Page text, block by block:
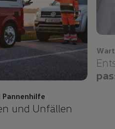
und Unfällen